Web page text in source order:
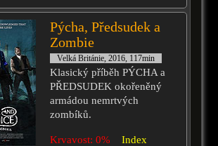
Pýcha, Předsudek a
Zombie
Velká Británie, 2016, 117min
Klasický příběh PÝCHA a
PŘEDSUDEK okořeněný
armádou nemrtvých
zombíků.
Krvavost: 0%
Index